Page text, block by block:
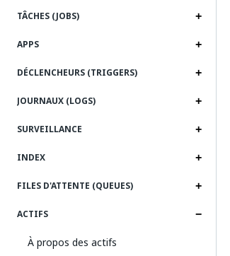
TÂCHES (JOBS)
APPS
DÉCLENCHEURS (TRIGGERS)
JOURNAUX (LOGS)
SURVEILLANCE
INDEX
FILES D'ATTENTE (QUEUES)
ACTIFS
À propos des actifs